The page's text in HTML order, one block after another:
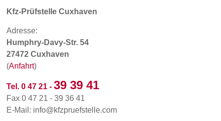
Kfz-Prüfstelle Cuxhaven
Adresse:
Humphry-Davy-Str. 54
27472 Cuxhaven
(Anfahrt)
Tel. 0 47 21 -39 39 41
Fax 0 47 21 - 39 36 41
E-Mail: info@kfzpruefstelle.com